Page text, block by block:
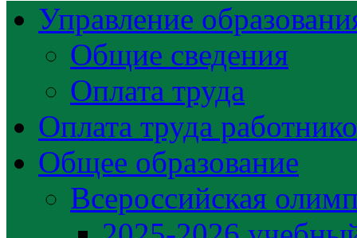
Управление
Общие сведения
Оплата труда
Оплата труда
Общее образование
Всероссийская